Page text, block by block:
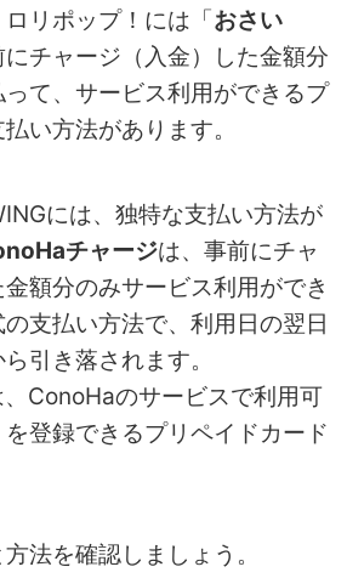
リポップ！には「おさい
にチャージ（入金）した金額分
て、サービス利用ができるプ
い方法があります。
には、独特な支払い方法が
チャージは、事前にチャ
額分のみサービス利用ができ
支払い方法で、利用日の翌日
引き落されます。
、ConoHaのサービスで利用可
登録できるプリペイドカード
法を確認しましょう。